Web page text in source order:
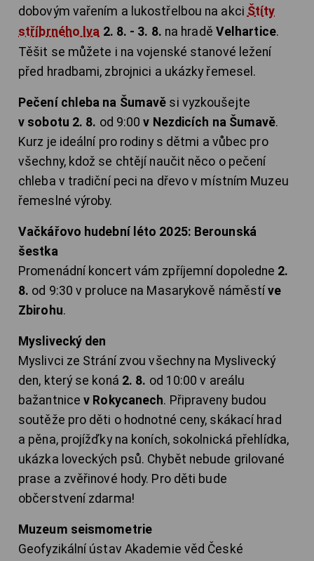
dobovým vařením a lukostřelbou na akci Štíty
stříbrného lva 2. 8. - 3. 8. na hradě Velhartice.
Těšit se můžete i na vojenské stanové ležení
před hradbami, zbrojnici a ukázky řemesel.
Pečení chleba na Šumavě si vyzkoušejte
v sobotu 2. 8. od 9:00v Nezdicích na Šumavě.
Kurz je ideální pro rodiny s dětmi a vůbec pro
všechny, kdož se chtějí naučit něco o pečení
chleba v tradiční peci na dřevo v místním Muzeu
řemeslné výroby.
Vačkářovo hudební léto 2025: Berounská
šestka
Promenádní koncert vám zpříjemní dopoledne 2.
8. od 9:30 v proluce na Masarykově náměstíve
Zbirohu.
Myslivecký den
Myslivci ze Strání zvou všechny na Myslivecký
den, který se koná 2. 8. od 10:00 v areálu
bažantnicev Rokycanech. Připraveny budou
soutěže pro děti o hodnotné ceny, skákací hrad
a pěna, projížďky na koních, sokolnická přehlídka,
ukázka loveckých psů. Chybět nebude grilované
prase a zvěřinové hody. Pro děti bude
občerstvení zdarma!
Muzeum seismometrie
Geofyzikální ústav Akademie věd České